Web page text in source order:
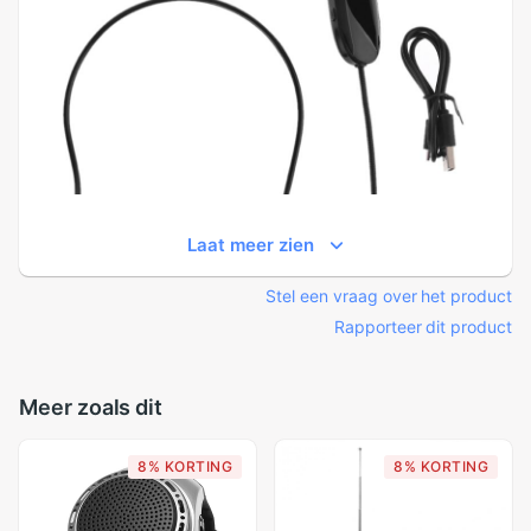
Laat meer zien
Stel een vraag over het product
Rapporteer dit product
Meer zoals dit
8% KORTING 8% KORTING